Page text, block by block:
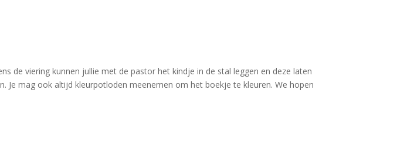
de viering kunnen jullie met de pastor het kindje in de stal leggen en deze laten
Je mag ook altijd kleurpotloden meenemen om het boekje te kleuren. We hopen